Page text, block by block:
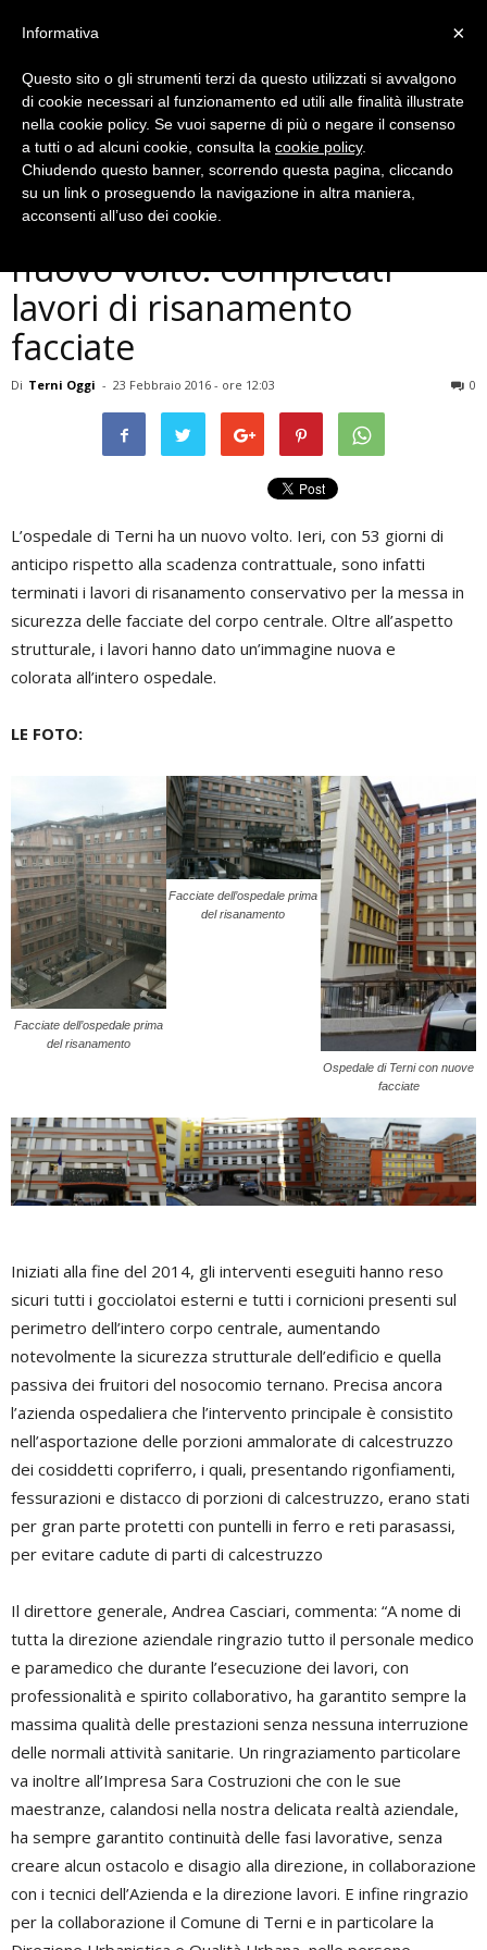
Cronaca
L’ospedale di Terni ha un
nuovo volto: completati
lavori di risanamento
facciate
Di Terni Oggi - 23 Febbraio 2016 - ore 12:03 0
L’ospedale di Terni ha un nuovo volto. Ieri, con 53 giorni di
anticipo rispetto alla scadenza contrattuale, sono infatti
terminati i lavori di risanamento conservativo per la messa in
sicurezza delle facciate del corpo centrale. Oltre all’aspetto
strutturale, i lavori hanno dato un’immagine nuova e
colorata all’intero ospedale.
LE FOTO:
Facciate dell’ospedale prima
del risanamento
Facciate dell’ospedale prima
del risanamento
Ospedale di Terni con nuove
facciate
Iniziati alla fine del 2014, gli interventi eseguiti hanno reso
sicuri tutti i gocciolatoi esterni e tutti i cornicioni presenti sul
perimetro dell’intero corpo centrale, aumentando
notevolmente la sicurezza strutturale dell’edificio e quella
passiva dei fruitori del nosocomio ternano. Precisa ancora
l’azienda ospedaliera che l’intervento principale è consistito
nell’asportazione delle porzioni ammalorate di calcestruzzo
dei cosiddetti copriferro, i quali, presentando rigonfiamenti,
fessurazioni e distacco di porzioni di calcestruzzo, erano stati
per gran parte protetti con puntelli in ferro e reti parasassi,
per evitare cadute di parti di calcestruzzo
Il direttore generale, Andrea Casciari, commenta: “A nome di
tutta la direzione aziendale ringrazio tutto il personale medico
e paramedico che durante l’esecuzione dei lavori, con
professionalità e spirito collaborativo, ha garantito sempre la
massima qualità delle prestazioni senza nessuna interruzione
delle normali attività sanitarie. Un ringraziamento particolare
va inoltre all’Impresa Sara Costruzioni che con le sue
maestranze, calandosi nella nostra delicata realtà aziendale,
ha sempre garantito continuità delle fasi lavorative, senza
creare alcun ostacolo e disagio alla direzione, in collaborazione
con i tecnici dell’Azienda e la direzione lavori. E infine ringrazio
per la collaborazione il Comune di Terni e in particolare la
×
Informativa
Questo sito o gli strumenti terzi da questo utilizzati si avvalgono
di cookie necessari al funzionamento ed utili alle finalità illustrate
nella cookie policy. Se vuoi saperne di più o negare il consenso
a tutti o ad alcuni cookie, consulta la cookie policy.
Chiudendo questo banner, scorrendo questa pagina, cliccando
su un link o proseguendo la navigazione in altra maniera,
acconsenti all’uso dei cookie.